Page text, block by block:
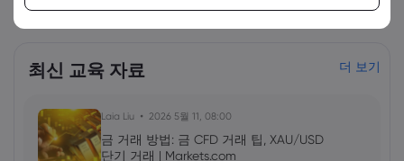
최신 교육 자료 더 보기
Laia Liu 2026 5월 11, 08:00
금 거래 방법: 금 CFD 거래 팁, XAU/USD
단기 거래 | Markets.com